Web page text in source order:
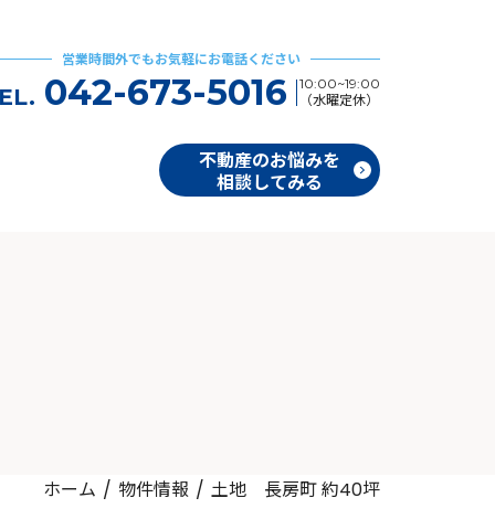
営業時間外でもお気軽にお電話ください
042-673-5016
10:00~19:00
（水曜定休）
不動産のお悩みを
相談してみる
ホーム 物件情報 土地 長房町 約40坪